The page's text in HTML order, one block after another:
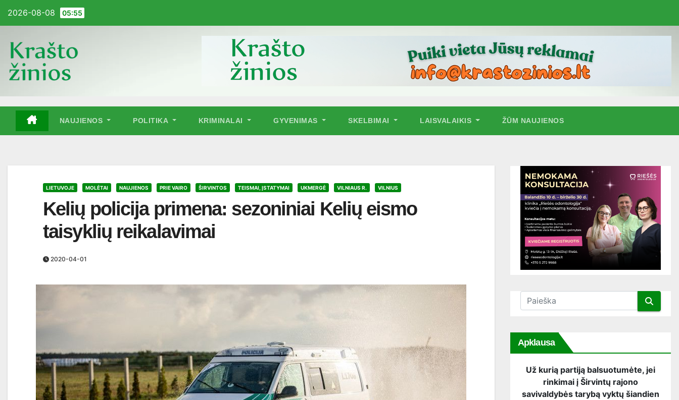
2026-08-08 05:55
NAUJIENOS POLITIKA KRIMINALAI GYVENIMAS SKELBIMAI LAISVALAIKIS ŽŪM NAUJIENOS
LIETUVOJE MOLĖTAI NAUJIENOS PRIE VAIRO ŠIRVINTOS TEISMAI, ĮSTATYMAI UKMERGĖ VILNIAUS R. VILNIUS
Kelių policija primena: sezoniniai Kelių eismo
taisyklių reikalavimai
2020-04-01
Apklausa
Už kurią partiją balsuotumėte, jei
rinkimai į Širvintų rajono
savivaldybės tarybą vyktų šiandien